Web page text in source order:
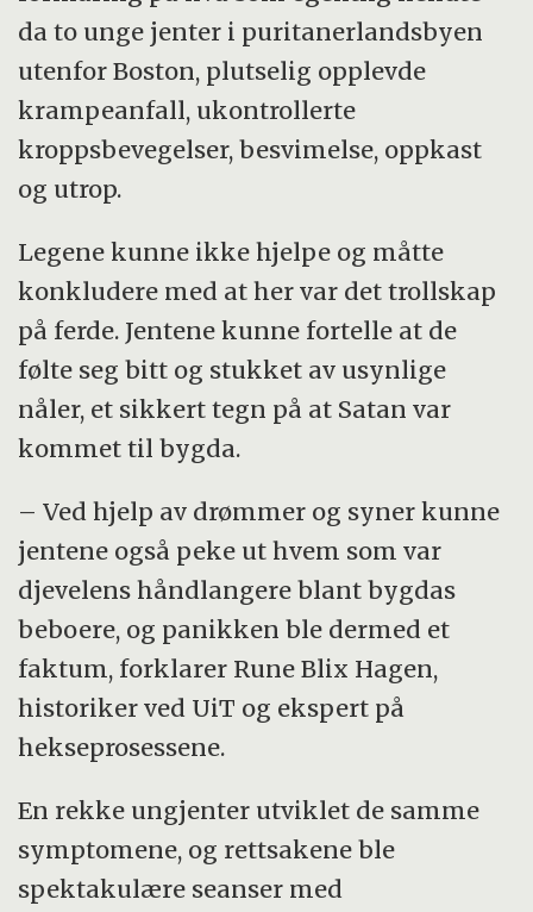
da to unge jenter i puritanerlandsbyen
utenfor Boston, plutselig opplevde
krampeanfall, ukontrollerte
kroppsbevegelser, besvimelse, oppkast
og utrop.
Legene kunne ikke hjelpe og måtte
konkludere med at her var det trollskap
på ferde. Jentene kunne fortelle at de
følte seg bitt og stukket av usynlige
nåler, et sikkert tegn på at Satan var
kommet til bygda.
– Ved hjelp av drømmer og syner kunne
jentene også peke ut hvem som var
djevelens håndlangere blant bygdas
beboere, og panikken ble dermed et
faktum, forklarer Rune Blix Hagen,
historiker ved UiT og ekspert på
hekseprosessene.
En rekke ungjenter utviklet de samme
symptomene, og rettsakene ble
spektakulære seanser med